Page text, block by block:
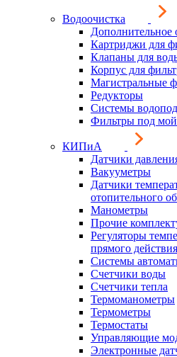
Водоочистка
Дополнительное
Картриджи для
Клапаны для
Корпус для
Магистральные
Редукторы
Системы
Фильтры под
КИПиА
Датчики
Вакууметры
Датчики
отопительного
Манометры
Прочие
Регуляторы
прямого действия
Системы
Счетчики воды
Счетчики тепла
Термоманометры
Термометры
Термостаты
Управляющие
Электронные